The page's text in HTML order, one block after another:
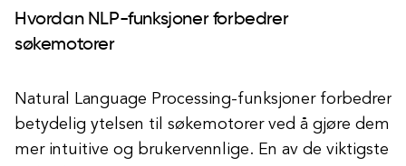
Hvordan NLP-funksjoner forbedrer
søkemotorer
Natural Language Processing-funksjoner forbedrer
betydelig ytelsen til søkemotorer ved å gjøre dem
mer intuitive og brukervennlige. En av de viktigste